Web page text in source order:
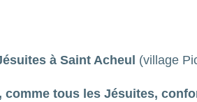
à Saint Acheul (village
comme tous les Jésuites,